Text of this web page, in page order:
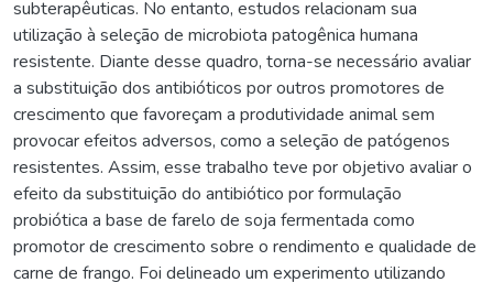
subterapêuticas. No entanto, estudos relacionam sua
utilização à seleção de microbiota patogênica humana
resistente. Diante desse quadro, torna-se necessário avaliar
a substituição dos antibióticos por outros promotores de
crescimento que favoreçam a produtividade animal sem
provocar efeitos adversos, como a seleção de patógenos
resistentes. Assim, esse trabalho teve por objetivo avaliar o
efeito da substituição do antibiótico por formulação
probiótica a base de farelo de soja fermentada como
promotor de crescimento sobre o rendimento e qualidade de
carne de frango. Foi delineado um experimento utilizando